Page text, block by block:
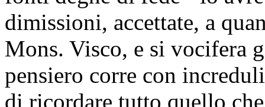
dimissioni, accettate, a
Mons. Visco, e si vocifera
pensiero corre con
di ricordare tutto quello